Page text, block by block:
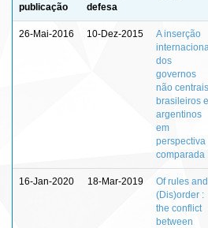
publicação
defesa
26-Mai-2016 10-Dez-2015
A inserção
dos
governos
não centrais
brasileiros e
argentinos
em
perspectiva
comparada
16-Jan-2020 18-Mar-2019
Of rules and
(Dis)order :
the conflict
between